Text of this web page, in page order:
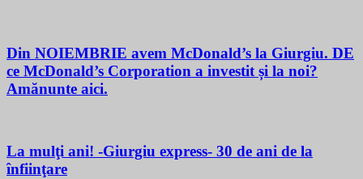
Din NOIEMBRIE avem McDonald’s la Giurgiu. DE
ce McDonald’s Corporation a investit și la noi?
Amănunte aici.
La mulţi ani! -Giurgiu express- 30 de ani de la
înfiinţare